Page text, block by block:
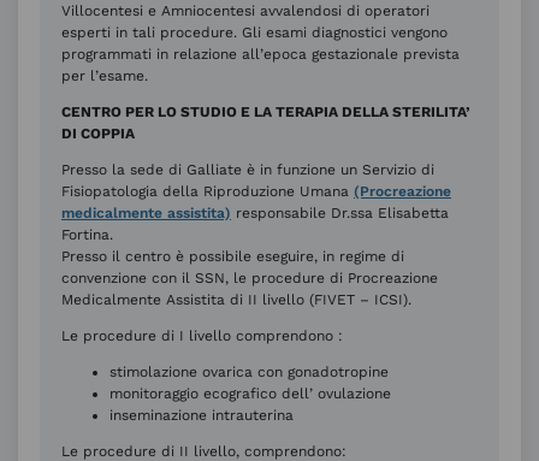
Villocentesi e Amniocentesi avvalendosi di operatori
esperti in tali procedure. Gli esami diagnostici vengono
programmati in relazione all’epoca gestazionale prevista
per l’esame.
CENTRO PER LO STUDIO E LA TERAPIA DELLA STERILITA’
DI COPPIA
Presso la sede di Galliate è in funzione un Servizio di
Fisiopatologia della Riproduzione Umana (Procreazione
medicalmente assistita) responsabile Dr.ssa Elisabetta
Fortina.
Presso il centro è possibile eseguire, in regime di
convenzione con il SSN, le procedure di Procreazione
Medicalmente Assistita di II livello (FIVET – ICSI).
Le procedure di I livello comprendono :
stimolazione ovarica con gonadotropine
monitoraggio ecografico dell’ ovulazione
inseminazione intrauterina
Le procedure di II livello, comprendono: